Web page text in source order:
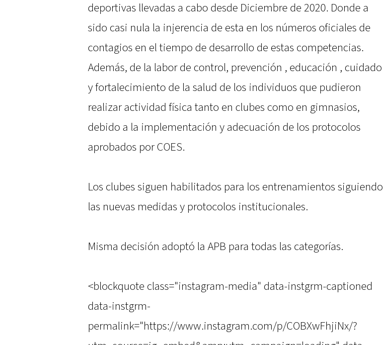
deportivas llevadas a cabo desde Diciembre de 2020. Donde a
sido casi nula la injerencia de esta en los números oficiales de
contagios en el tiempo de desarrollo de estas competencias.
Además, de la labor de control, prevención , educación , cuidado
y fortalecimiento de la salud de los individuos que pudieron
realizar actividad física tanto en clubes como en gimnasios,
debido a la implementación y adecuación de los protocolos
aprobados por COES.
Los clubes siguen habilitados para los entrenamientos siguiendo
las nuevas medidas y protocolos institucionales.
Misma decisión adoptó la APB para todas las categorías.
<blockquote class="instagram-media" data-instgrm-captioned
data-instgrm-
permalink="https://www.instagram.com/p/COBXwFhjiNx/?